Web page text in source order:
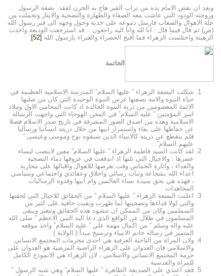
وبعد ان نفض الامام يده من تراب القبر هاج به الحزن لفقد بضعة الرسول
وزوجته الودود التي عاشت معه الصفاء والطهارة والتضحية والايثار وتحملت من
جلة الاهوال والصعاب فارسل دموعه على خديه وحول وجهه الى قبر رسول الله
(ص) ثم قال فيما قال : انا لله وانا اليه راجعون .. قد استرجعت الوديعة واخذت
الرهينة واختلست الزهراء فما اقبح الخضراء والغبراء يارسول الله [52]
الخاتمة
شكلت البضعة الزهراء ” عليها السلام” المدرسة الاسلامية العظيمة في
حياة النبوة والامة بصفتها غرس النبوة الوحيدة التي كان من صلبها
الائمة المعصومين من ذرية النبوة الخالدة اذ كانت المحامي الاول وملاذ
امير المؤمنين ” عليه السلام” في المحن الهوجاء التي واجهت الرسالة
الاسلامية وهذه من اصدق الصور المشرقة في تاريخ صدر الاسلام فضلا
عن حفاظها على بقاء واستمرار ابيها من خلال ذريته انسانيا ورساليا
فلم ينقطع عن ذريته كالانبياء الذين سبقوه نوح وموسى وعيسى ”
عليهم السلام” .
لقد كانت السيد فاطمة الزهراء ” عليها السلام” معين لاينضب لنساء
عصرها ، والاجيال التي تلتها اذ اندفعت في عروقها دماء التضحية
والفداء ، واثارة الحماس وقت تعرضها للاهوال واقبالها على محاربة
اعداء الله بشجاعة وثبات رسالي واخلاق وعقائدي واجتماعي وسياسي
، فهذه هي بحق سيدة نساء العالمين وام ابيها وقدوة الرساليات
المجاهدات .
اعلنت البضعة الزهراء ” عليها السلام ” من الحقائق للاجيال التي لحقتها
والتي لولا فداءها وتضحيتها لما ظهرت وبقيت خافية على كثير من
السملمين وكان من الممكن ان تتشوه هذه الحقائق وتتغير ويبقى
المسلمون في ظلال عن الواقع الذي دعا اليه النبي الاعظم ” صلى الله
عليه واله وسلم ” من اكمال مهمة علي ” عليه السلام” واخذ موقعه
المتميز في رسالة خاتم الانبياء وترسيخ مبدأ ( الولاية ) .
ولان المراة من الناحية العرفية هي احدى محرمات المجتمع الانساني
والاسلامي فان العدوان على الزهراء الراضية المرضية هو العدوان على
حرمة المجتمع الانساني والاسلامي ، لان الزهراء هي الانموذج الكامل
للمراة والقدسية .
فقد اعتدي على الصديقة الطاهرة ” عليها السلام” وهي شبه الرسول ”